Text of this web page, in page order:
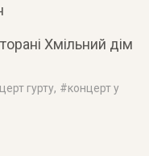
Хмільний дім
гурту, #концерт у